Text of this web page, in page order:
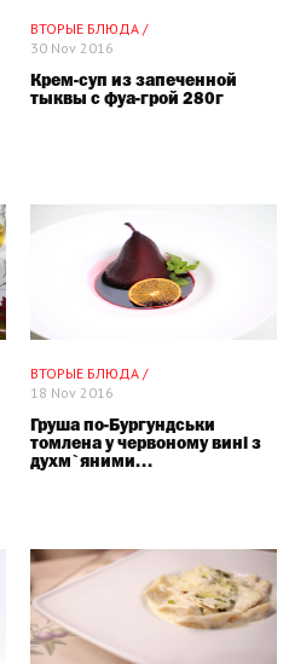
ВТОРЫЕ БЛЮДА /
30 Nov 2016
Крем-суп из запеченной
тыквы с фуа-грой 280г
ВТОРЫЕ БЛЮДА /
18 Nov 2016
Груша по-Бургундськи
томлена у червоному вині з
духм`яними...